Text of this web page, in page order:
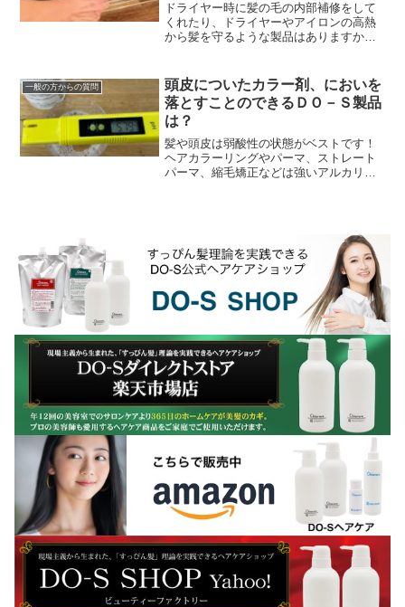
ドライヤー時に髪の毛の内部補修をして
くれたり、ドライヤーやアイロンの高熱
から髪を守るような製品はありますか？
なんかで髪の毛のケラ...
一般の方からの質問
頭皮についたカラー剤、においを
落とすことのできるＤＯ－Ｓ製品
は？
髪や頭皮は弱酸性の状態がベストです！
ヘアカラーリングやパーマ、ストレート
パーマ、縮毛矯正などは強いアルカリ性